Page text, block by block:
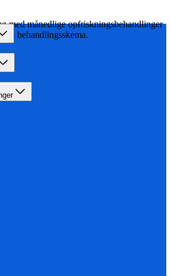
med månedlige opfriskningsbehandlinger
behandlingsskema.